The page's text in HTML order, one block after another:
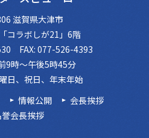
滋賀県大津市
コラボしが21」6階
FAX: 077-526-4393
9時～午後5時45分
日、祝日、年末年始
情報公開
会長挨拶
会長挨拶